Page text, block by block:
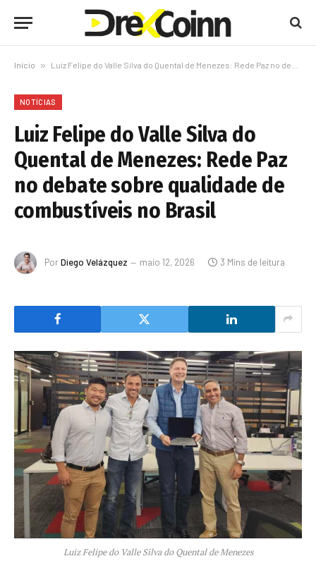
Início » Luiz Felipe do Valle Silva do Quental de Menezes: Rede Paz no debate sobre qualidade de combustíveis no Brasil
NOTÍCIAS
Luiz Felipe do Valle Silva do
Quental de Menezes: Rede Paz
no debate sobre qualidade de
combustíveis no Brasil
PorDiego Velázquez maio 12, 2026 3 Mins de leitura
Luiz Felipe do Valle Silva do Quental de Menezes